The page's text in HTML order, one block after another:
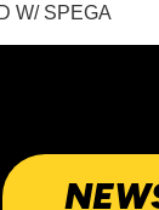
W/ SPEGA